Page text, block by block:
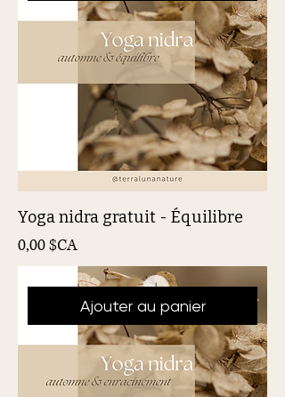
Yoga nidra gratuit - Équilibre
Prix
0,00 $CA
Ajouter au panier